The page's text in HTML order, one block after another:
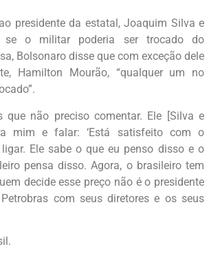
presidente da estatal, Joaquim Silva e
se o militar poderia ser trocado do
Bolsonaro disse que com exceção dele
Hamilton Mourão, “qualquer um no
que não preciso comentar. Ele [Silva e
mim e falar: ‘Está satisfeito com o
ligar. Ele sabe o que eu penso disso e o
pensa disso. Agora, o brasileiro tem
decide esse preço não é o presidente
com seus diretores e os seus